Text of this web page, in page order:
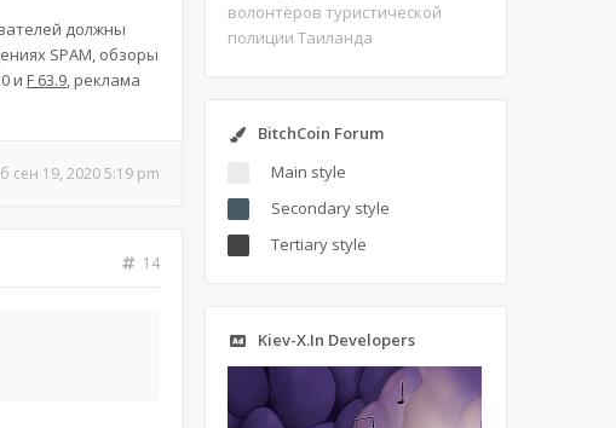
должны
SPAM, обзоры
и F 63.9, реклама
сен 19, 2020 5:19 pm
14
волонтёров туристической
полиции Таиланда
BitchCoin Forum
Main style
Secondary style
Tertiary style
Kiev-X.In Developers